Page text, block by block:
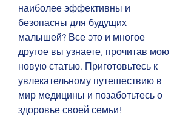
наиболее эффективны и
безопасны для будущих
малышей? Все это и многое
другое вы узнаете, прочитав мою
новую статью. Приготовьтесь к
увлекательному путешествию в
мир медицины и позаботьтесь о
здоровье своей семьи!